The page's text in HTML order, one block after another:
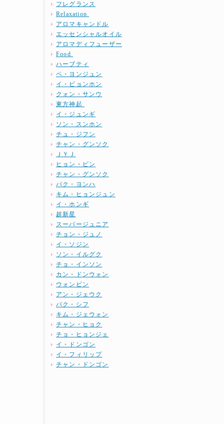
フレグランス
Relaxation
アロマキャンドル
エッセンシャルオイル
アロマディフューザー
Food
ハーブティ
ペ・ヨンジュン
イ・ビョンホン
クォン・サンウ
東方神起
イ・ジュンギ
ソン・スンホン
チュ・ジフン
チャン・グンソク
ＪＹＪ
ヒョン・ビン
チャン・グンソク
パク・ヨンハ
キム・ヒョンジュン
イ・ホンギ
超新星
スーパージュニア
チョン・ジュノ
イ・ソジン
ソン・イルグク
チョ・インソン
カン・ドンウォン
ウォンビン
アン・ジェウク
パク・シフ
キム・ジェウォン
チャン・ヒョク
チョ・ヒョンジェ
イ・ドンゴン
イ・フィリップ
チャン・ドンゴン